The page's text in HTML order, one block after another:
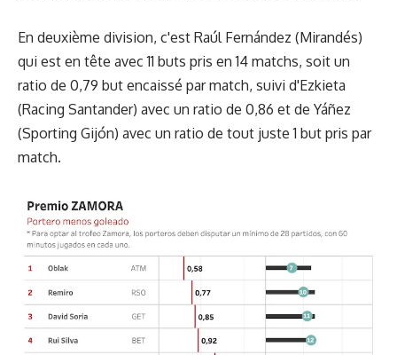
En deuxième division, c'est Raúl Fernández (Mirandés)
qui est en tête avec 11 buts pris en 14 matchs, soit un
ratio de 0,79 but encaissé par match, suivi d'Ezkieta
(Racing Santander) avec un ratio de 0,86 et de Yáñez
(Sporting Gijón) avec un ratio de tout juste 1 but pris par
match.